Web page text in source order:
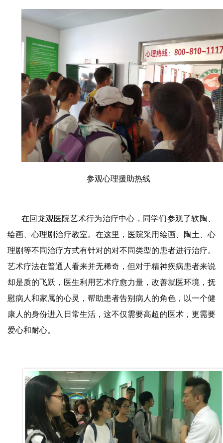
参观心理援助热线
在回龙观医院艺术行为治疗中心，同学们参观了软陶、
绘画、心理剧治疗教室。在这里，医院采用绘画、陶土、心
理剧等不同治疗方式有针对的对不同类型的患者进行治疗。
艺术疗法在普通人看来并无稀奇，但对于精神疾病患者来说
却是质的飞跃，医生利用艺术疗愈力量，改善就医环境，抚
慰病人和家属的心灵，帮助患者告别病人的角色，以一个健
康人的身份进入日常生活，这不仅需要高超的医术，更需要
爱心和耐心。